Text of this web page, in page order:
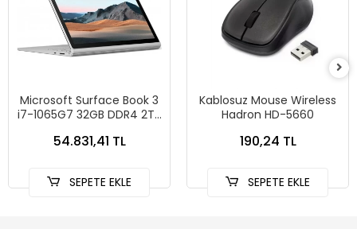
Microsoft Surface Book 3
i7-1065G7 32GB DDR4 2TB
GeForce GTX 1660 Ti with
54.831,41 TL
SEPETE EKLE
Kablosuz Mouse Wireless
Hadron HD-5660
190,24 TL
SEPETE EKLE